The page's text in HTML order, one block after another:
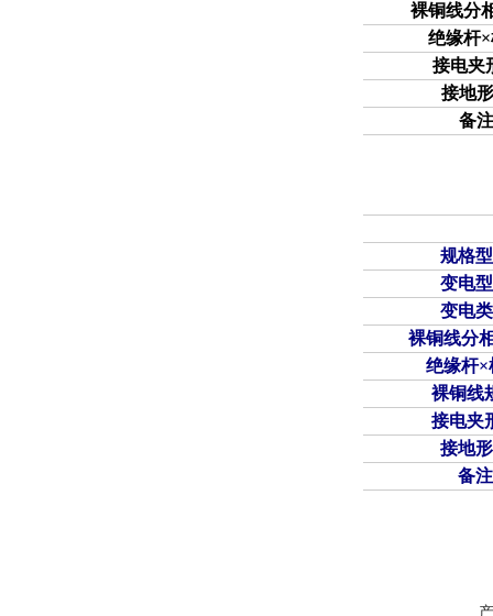
裸铜线分
绝缘杆
接电夹
接地
备
规格
变电
变电
裸铜线分
绝缘杆×
裸铜线
接电夹
接地
备注